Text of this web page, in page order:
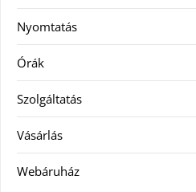
Nyomtatás
Órák
Szolgáltatás
Vásárlás
Webáruház